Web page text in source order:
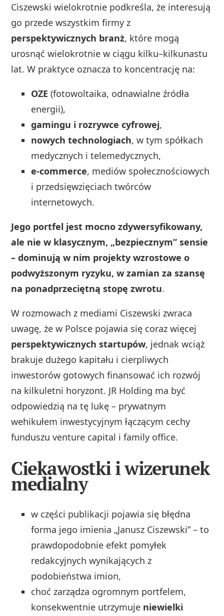
Ciszewski wielokrotnie podkreśla, że interesują
go przede wszystkim firmy z
perspektywicznych branż, które mogą
urosnąć wielokrotnie w ciągu kilku–kilkunastu
lat. W praktyce oznacza to koncentrację na:
OZE (fotowoltaika, odnawialne źródła
energii),
gamingu i rozrywce cyfrowej,
nowych technologiach, w tym spółkach
medycznych i telemedycznych,
e‑commerce, mediów społecznościowych
i przedsięwzięciach twórców
internetowych.
Jego portfel jest mocno zdywersyfikowany,
ale nie w klasycznym, „bezpiecznym” sensie
– dominują w nim projekty wzrostowe o
podwyższonym ryzyku, w zamian za szansę
na ponadprzeciętną stopę zwrotu.
W rozmowach z mediami Ciszewski zwraca
uwagę, że w Polsce pojawia się coraz więcej
perspektywicznych startupów, jednak wciąż
brakuje dużego kapitału i cierpliwych
inwestorów gotowych finansować ich rozwój
na kilkuletni horyzont. JR Holding ma być
odpowiedzią na tę lukę – prywatnym
wehikułem inwestycyjnym łączącym cechy
funduszu venture capital i family office.
Ciekawostki i wizerunek
medialny
w części publikacji pojawia się błędna
forma jego imienia „Janusz Ciszewski” – to
prawdopodobnie efekt pomyłek
redakcyjnych wynikających z
podobieństwa imion,
choć zarządza ogromnym portfelem,
konsekwentnie utrzymuje niewielki